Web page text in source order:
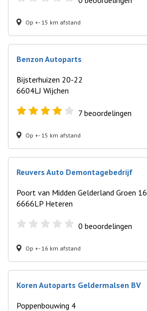
Op +- 15 km afstand
Benzon Autoparts
Bijsterhuizen 20-22
6604LJ Wijchen
7 beoordelingen
Op +- 15 km afstand
Reuvers Auto Demontagebedrijf
Poort van Midden Gelderland Groen 16
6666LP Heteren
0 beoordelingen
Op +- 16 km afstand
Koren Autoparts Geldermalsen BV
Poppenbouwing 4